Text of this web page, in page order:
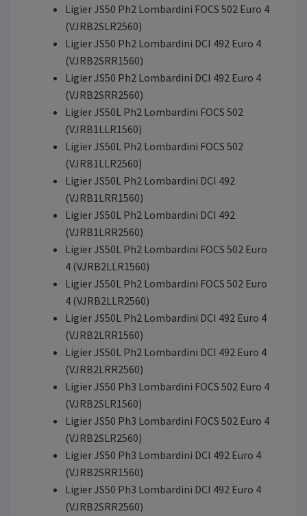
Ligier JS50 Ph2 Lombardini FOCS 502 Euro 4
(VJRB2SLR2560)
Ligier JS50 Ph2 Lombardini DCI 492 Euro 4
(VJRB2SRR1560)
Ligier JS50 Ph2 Lombardini DCI 492 Euro 4
(VJRB2SRR2560)
Ligier JS50L Ph2 Lombardini FOCS 502
(VJRB1LLR1560)
Ligier JS50L Ph2 Lombardini FOCS 502
(VJRB1LLR2560)
Ligier JS50L Ph2 Lombardini DCI 492
(VJRB1LRR1560)
Ligier JS50L Ph2 Lombardini DCI 492
(VJRB1LRR2560)
Ligier JS50L Ph2 Lombardini FOCS 502 Euro
4 (VJRB2LLR1560)
Ligier JS50L Ph2 Lombardini FOCS 502 Euro
4 (VJRB2LLR2560)
Ligier JS50L Ph2 Lombardini DCI 492 Euro 4
(VJRB2LRR1560)
Ligier JS50L Ph2 Lombardini DCI 492 Euro 4
(VJRB2LRR2560)
Ligier JS50 Ph3 Lombardini FOCS 502 Euro 4
(VJRB2SLR1560)
Ligier JS50 Ph3 Lombardini FOCS 502 Euro 4
(VJRB2SLR2560)
Ligier JS50 Ph3 Lombardini DCI 492 Euro 4
(VJRB2SRR1560)
Ligier JS50 Ph3 Lombardini DCI 492 Euro 4
(VJRB2SRR2560)